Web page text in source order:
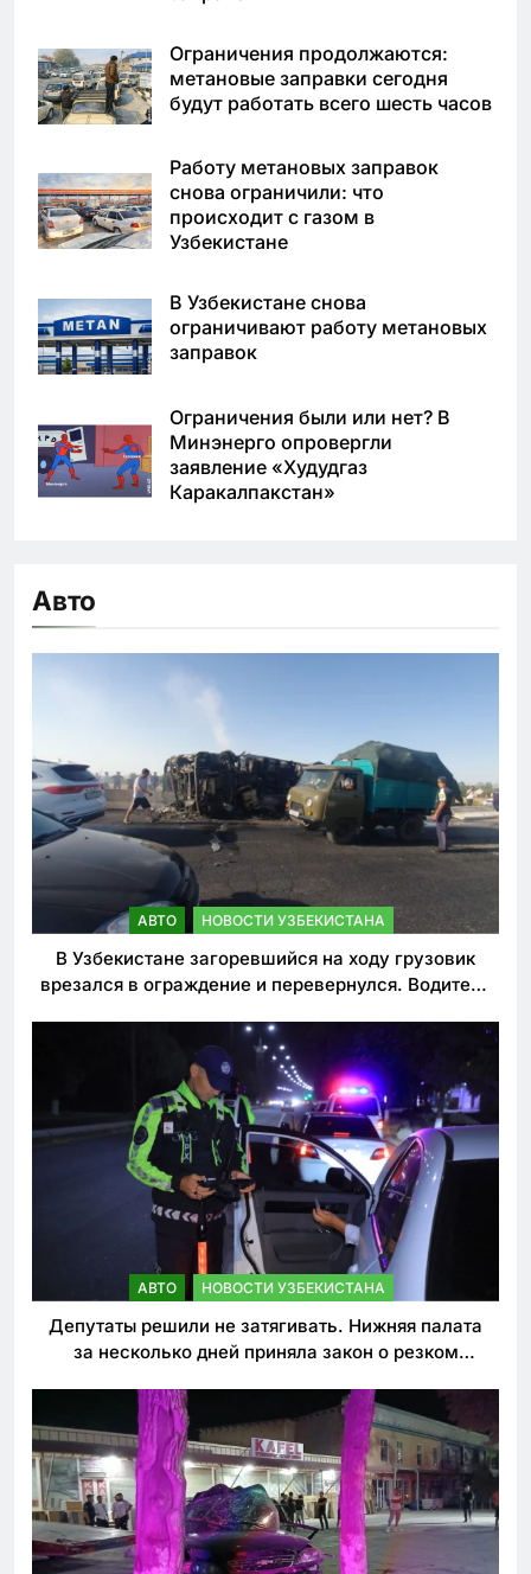
Ограничения продолжаются:
метановые заправки сегодня
будут работать всего шесть часов
Работу метановых заправок
снова ограничили: что
происходит с газом в
Узбекистане
В Узбекистане снова
ограничивают работу метановых
заправок
Ограничения были или нет? В
Минэнерго опровергли
заявление «Худудгаз
Каракалпакстан»
Авто
АВТО НОВОСТИ УЗБЕКИСТАНА
В Узбекистане загоревшийся на ходу грузовик
врезался в ограждение и перевернулся. Водитель
АВТО НОВОСТИ УЗБЕКИСТАНА
Депутаты решили не затягивать. Нижняя палата
за несколько дней приняла закон о резком